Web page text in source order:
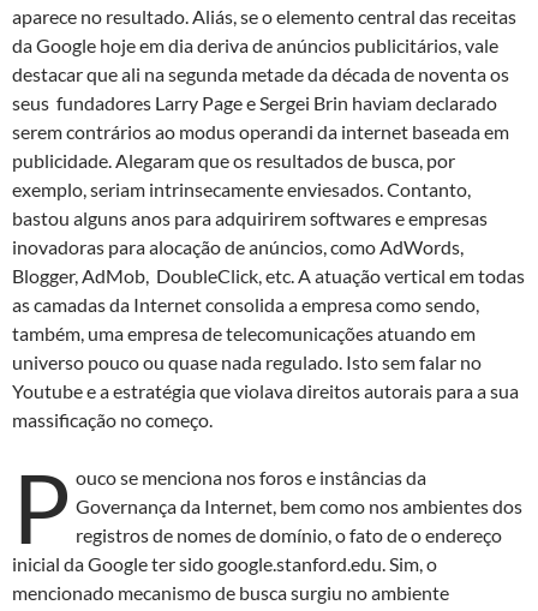
aparece no resultado. Aliás, se o elemento central das receitas
da Google hoje em dia deriva de anúncios publicitários, vale
destacar que ali na segunda metade da década de noventa os
seus fundadores Larry Page e Sergei Brin haviam declarado
serem contrários ao modus operandi da internet baseada em
publicidade. Alegaram que os resultados de busca, por
exemplo, seriam intrinsecamente enviesados. Contanto,
bastou alguns anos para adquirirem softwares e empresas
inovadoras para alocação de anúncios, como AdWords,
Blogger, AdMob, DoubleClick, etc. A atuação vertical em todas
as camadas da Internet consolida a empresa como sendo,
também, uma empresa de telecomunicações atuando em
universo pouco ou quase nada regulado. Isto sem falar no
Youtube e a estratégia que violava direitos autorais para a sua
massificação no começo.
P ouco se menciona nos foros e instâncias da
Governança da Internet, bem como nos ambientes dos
registros de nomes de domínio, o fato de o endereço
inicial da Google ter sido google.stanford.edu. Sim, o
mencionado mecanismo de busca surgiu no ambiente